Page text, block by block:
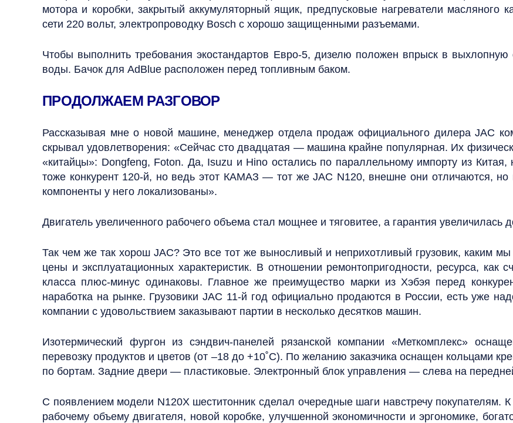
мотора и коробки, закрытый аккумуляторный ящик, предпусковые нагреватели масляного
сети 220 вольт, электропроводку Bosch с хорошо защищенными разъемами.
Чтобы выполнить требования экостандартов Евро-5, дизелю положен впрыск в
воды. Бачок для AdBlue расположен перед топливным баком.
ПРОДОЛЖАЕМ РАЗГОВОР
Рассказывая мне о новой машине, менеджер отдела продаж официального дилера JAC
скрывал удовлетворения: «Сейчас сто двадцатая — машина крайне популярная. Их
«китайцы»: Dongfeng, Foton. Да, Isuzu и Hino остались по параллельному импорту из
тоже конкурент 120‑й, но ведь этот КАМАЗ — тот же JAC N120, внешне они отличаются, но
компоненты у него локализованы».
Двигатель увеличенного рабочего объема стал мощнее и тяговитее, а гарантия увеличилась
Так чем же так хорош JAC? Это все тот же выносливый и неприхотливый грузовик, каким
цены и эксплуатационных характеристик. В отношении ремонтопригодности, ресурса, как
класса плюс-минус одинаковы. Главное же преимущество марки из Хэбэя перед
наработка на рынке. Грузовики JAC 11‑й год официально продаются в России, есть уже
компании с удовольствием заказывают партии в несколько десятков машин.
Изотермический фургон из сэндвич-панелей рязанской компании «Меткомплекс»
перевозку продуктов и цветов (от –18 до +10˚C). По желанию заказчика оснащен кольцами
по бортам. Задние двери — пластиковые. Электронный блок управления — слева на
С появлением модели N120X шеститонник сделал очередные шаги навстречу покупателям.
рабочему объему двигателя, новой коробке, улучшенной экономичности и эргономике,